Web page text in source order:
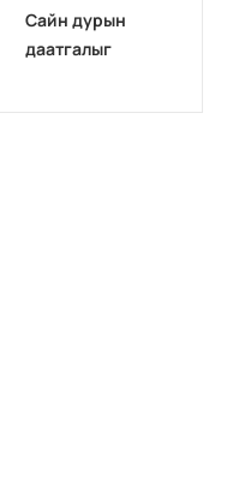
Сайн дурын
даатгалыг